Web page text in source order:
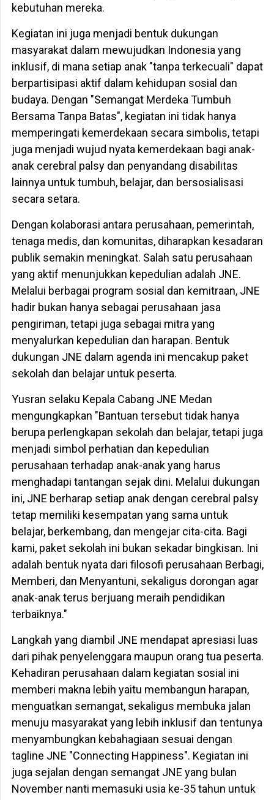
kebutuhan mereka.
Kegiatan ini juga menjadi bentuk dukungan
masyarakat dalam mewujudkan Indonesia yang
inklusif, di mana setiap anak "tanpa terkecuali" dapat
berpartisipasi aktif dalam kehidupan sosial dan
budaya. Dengan "Semangat Merdeka Tumbuh
Bersama Tanpa Batas", kegiatan ini tidak hanya
memperingati kemerdekaan secara simbolis, tetapi
juga menjadi wujud nyata kemerdekaan bagi anak-
anak cerebral palsy dan penyandang disabilitas
lainnya untuk tumbuh, belajar, dan bersosialisasi
secara setara.
Dengan kolaborasi antara perusahaan, pemerintah,
tenaga medis, dan komunitas, diharapkan kesadaran
publik semakin meningkat. Salah satu perusahaan
yang aktif menunjukkan kepedulian adalah JNE.
Melalui berbagai program sosial dan kemitraan, JNE
hadir bukan hanya sebagai perusahaan jasa
pengiriman, tetapi juga sebagai mitra yang
menyalurkan kepedulian dan harapan. Bentuk
dukungan JNE dalam agenda ini mencakup paket
sekolah dan belajar untuk peserta.
Yusran selaku Kepala Cabang JNE Medan
mengungkapkan "Bantuan tersebut tidak hanya
berupa perlengkapan sekolah dan belajar, tetapi juga
menjadi simbol perhatian dan kepedulian
perusahaan terhadap anak-anak yang harus
menghadapi tantangan sejak dini. Melalui dukungan
ini, JNE berharap setiap anak dengan cerebral palsy
tetap memiliki kesempatan yang sama untuk
belajar, berkembang, dan mengejar cita-cita. Bagi
kami, paket sekolah ini bukan sekadar bingkisan. Ini
adalah bentuk nyata dari filosofi perusahaan Berbagi,
Memberi, dan Menyantuni, sekaligus dorongan agar
anak-anak terus berjuang meraih pendidikan
terbaiknya."
Langkah yang diambil JNE mendapat apresiasi luas
dari pihak penyelenggara maupun orang tua peserta.
Kehadiran perusahaan dalam kegiatan sosial ini
memberi makna lebih yaitu membangun harapan,
menguatkan semangat, sekaligus membuka jalan
menuju masyarakat yang lebih inklusif dan tentunya
menyambungkan kebahagiaan sesuai dengan
tagline JNE "Connecting Happiness". Kegiatan ini
juga sejalan dengan semangat JNE yang bulan
November nanti memasuki usia ke-35 tahun untuk